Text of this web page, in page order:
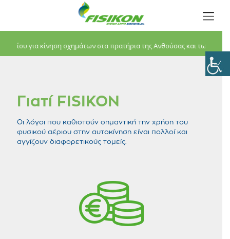
για κίνηση οχημάτων στα πρατήρια της Ανθούσας και των Άνω
Γιατί FISIKON
Οι λόγοι που καθιστούν σημαντική την χρήση του
φυσικού αέριου στην αυτοκίνηση είναι πολλοί και
αγγίζουν διαφορετικούς τομείς.